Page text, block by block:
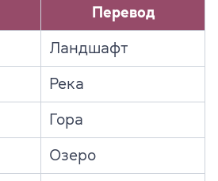
Перевод
Ландшафт
Река
Гора
Озеро